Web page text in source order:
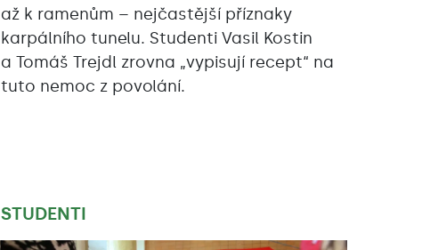
až k ramenům – nejčastější příznaky
karpálního tunelu. Studenti Vasil Kostin
a Tomáš Trejdl zrovna „vypisují recept“ na
tuto nemoc z povolání.
STUDENTI